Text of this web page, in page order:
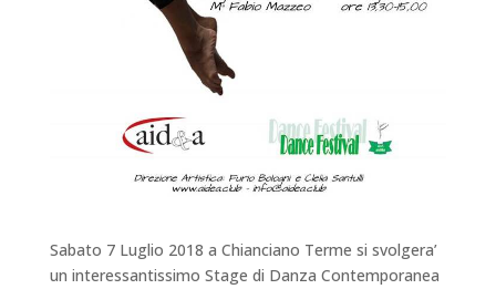
Sabato 7 Luglio 2018 a Chianciano Terme si svolgera’
un interessantissimo Stage di Danza Contemporanea